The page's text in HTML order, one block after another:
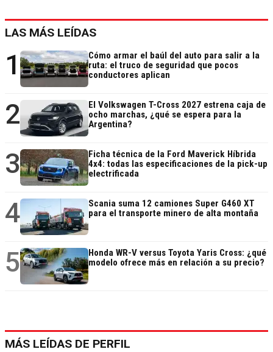
LAS MÁS LEÍDAS
1
Cómo armar el baúl del auto para salir a la
ruta: el truco de seguridad que pocos
conductores aplican
2
El Volkswagen T-Cross 2027 estrena caja de
ocho marchas, ¿qué se espera para la
Argentina?
3
Ficha técnica de la Ford Maverick Híbrida
4x4: todas las especificaciones de la pick-up
electrificada
4
Scania suma 12 camiones Super G460 XT
para el transporte minero de alta montaña
5
Honda WR-V versus Toyota Yaris Cross: ¿qué
modelo ofrece más en relación a su precio?
MÁS LEÍDAS DE PERFIL